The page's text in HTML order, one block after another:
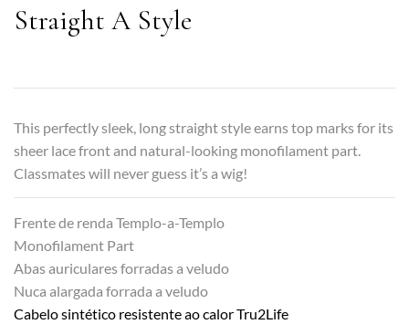
Straight A Style
This perfectly sleek, long straight style earns top marks for its
sheer lace front and natural-looking monofilament part.
Classmates will never guess it’s a wig!
Frente de renda Templo-a-Templo
Monofilament Part
Abas auriculares forradas a veludo
Nuca alargada forrada a veludo
Cabelo sintético resistente ao calor Tru2Life